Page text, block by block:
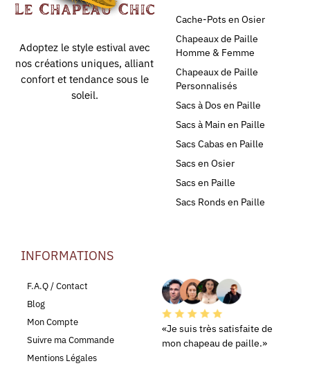
Adoptez le style estival avec
nos créations uniques, alliant
confort et tendance sous le
soleil.
Cache-Pots en Osier
Chapeaux de Paille
Homme & Femme
Chapeaux de Paille
Personnalisés
Sacs à Dos en Paille
Sacs à Main en Paille
Sacs Cabas en Paille
Sacs en Osier
Sacs en Paille
Sacs Ronds en Paille
INFORMATIONS
F.A.Q / Contact
Blog
Mon Compte
Suivre ma Commande
Mentions Légales
«Je suis très satisfaite de
mon chapeau de paille.»